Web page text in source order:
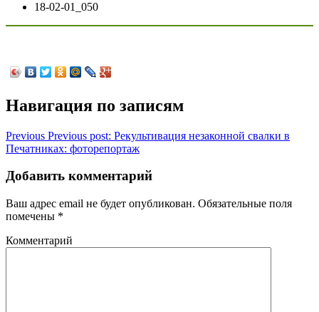
18-02-01_050
Навигация по записям
Previous Previous post: Рекультивация незаконной свалки в
Печатниках: фоторепортаж
Добавить комментарий
Ваш адрес email не будет опубликован. Обязательные поля
помечены *
Комментарий